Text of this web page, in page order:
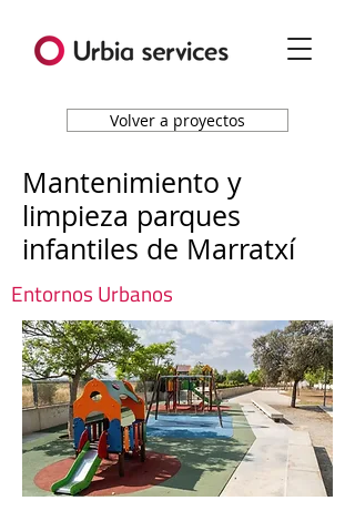
Volver a proyectos
Mantenimiento y
limpieza parques
infantiles de Marratxí
Entornos Urbanos